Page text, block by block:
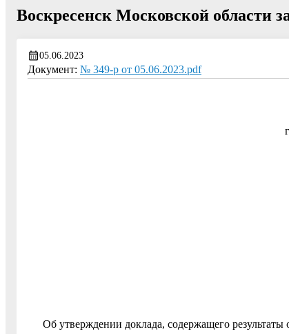
Воскресенск Московской области
05.06.2023
Документ: № 349-р от 05.06.2023.pdf
Об утверждении доклада, содержащего